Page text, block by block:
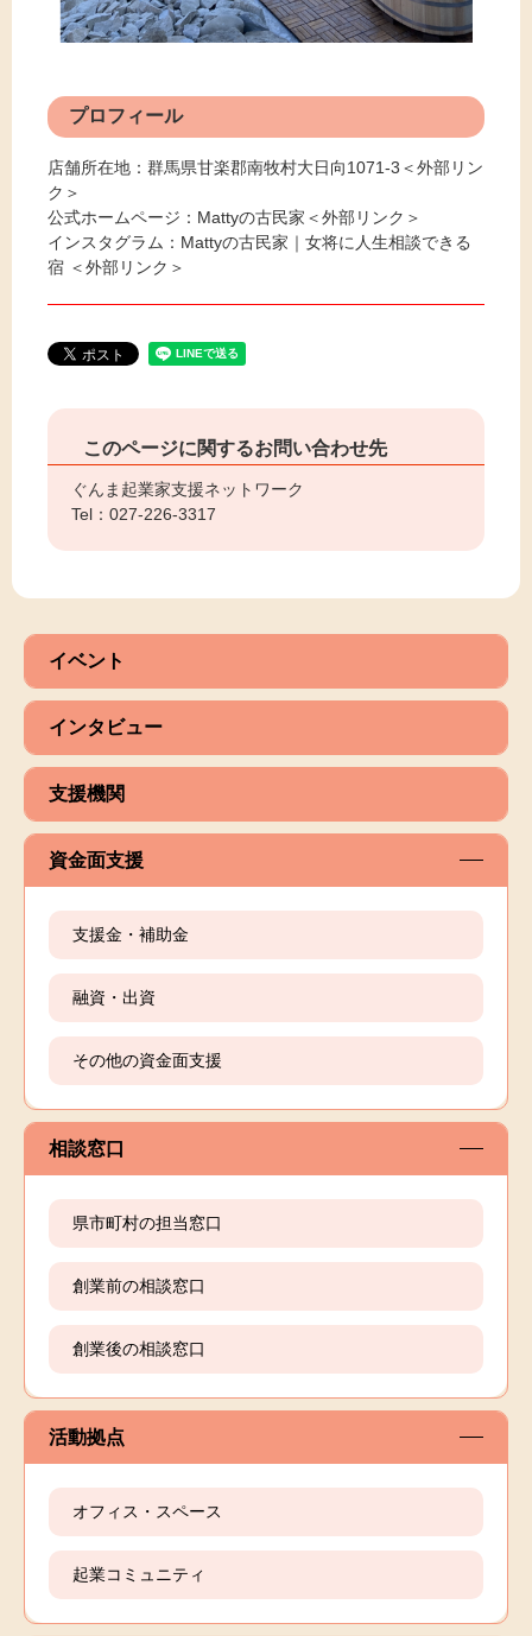
プロフィール
店舗所在地： 群馬県甘楽郡南牧村大日向1071-3 ＜外部リン
ク＞
公式ホームページ： Mattyの古民家 ＜外部リンク＞
インスタグラム： Mattyの古民家｜女将に人生相談できる
宿 ＜外部リンク＞
このページに関するお問い合わせ先
ぐんま起業家支援ネットワーク
Tel：027-226-3317
イベント
インタビュー
支援機関
資金面支援
支援金・補助金
融資・出資
その他の資金面支援
相談窓口
県市町村の担当窓口
創業前の相談窓口
創業後の相談窓口
活動拠点
オフィス・スペース
起業コミュニティ